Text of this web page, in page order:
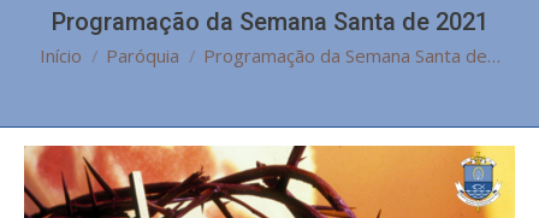
Programação da Semana Santa de 2021
Você está aqui:
Início Paróquia Programação da Semana Santa de…